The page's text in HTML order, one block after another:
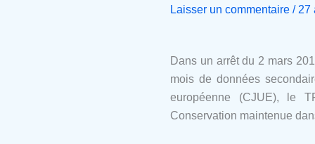
Laisser un commentaire / 27
Dans un arrêt du 2 mars
mois de données
européenne (CJUE), le
Conservation maintenue
conservation
métadonnées
télécommunication
est